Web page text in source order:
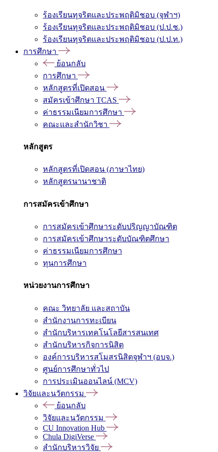
ร้องเรียนทุจริตและประพฤติมิชอบ (จุฬาฯ)
ร้องเรียนทุจริตและประพฤติมิชอบ (ป.ป.ช.)
ร้องเรียนทุจริตและประพฤติมิชอบ (ป.ป.ท.)
การศึกษา
ย้อนกลับ
การศึกษา
หลักสูตรที่เปิดสอน
สมัครเข้าศึกษา TCAS
ค่าธรรมเนียมการศึกษา
คณะและสำนักวิชา
หลักสูตร
หลักสูตรที่เปิดสอน (ภาษาไทย)
หลักสูตรนานาชาติ
การสมัครเข้าศึกษา
การสมัครเข้าศึกษาระดับปริญญาบัณฑิต
การสมัครเข้าศึกษาระดับบัณฑิตศึกษา
ค่าธรรมเนียมการศึกษา
ทุนการศึกษา
หน่วยงานการศึกษา
คณะ วิทยาลัย และสถาบัน
สำนักงานการทะเบียน
สำนักบริหารเทคโนโลยีสารสนเทศ
สำนักบริหารกิจการนิสิต
องค์การบริหารสโมสรนิสิตจุฬาฯ (อบจ.)
ศูนย์การศึกษาทั่วไป
การประเมินออนไลน์ (MCV)
วิจัยและนวัตกรรม
ย้อนกลับ
วิจัยและนวัตกรรม
CU Innovation Hub
Chula DigiVerse
สำนักบริหารวิจัย